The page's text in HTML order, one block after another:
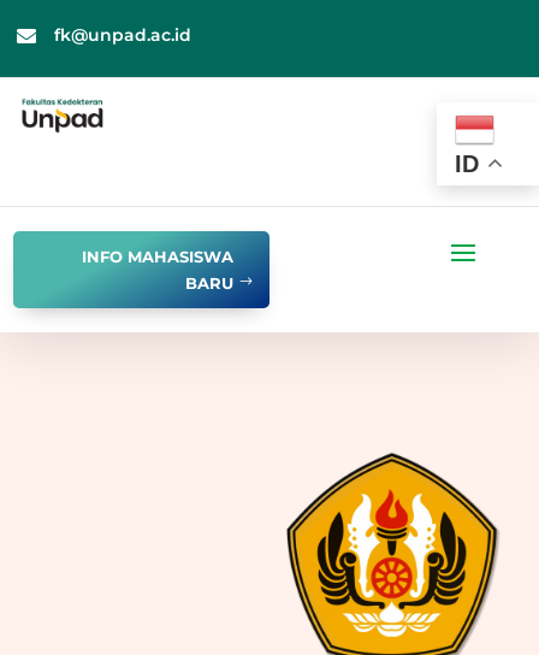
 fk@unpad.ac.id
ID
INFO MAHASISWA
BARU